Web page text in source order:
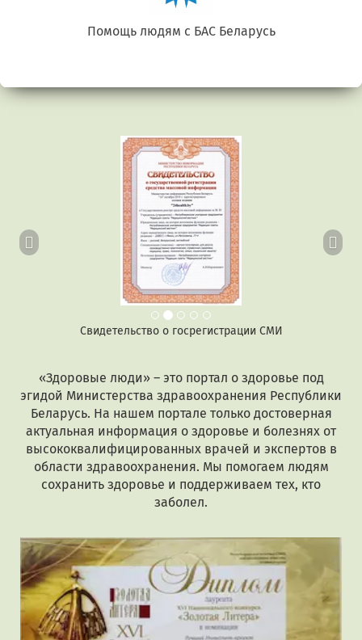
Беларусь. Gluten free
Свидетельство о госрегистрации СМИ
Предыдущий
«Здоровые люди» – это портал о здоровье под
эгидой Министерства здравоохранения Республики
Беларусь. На нашем портале только достоверная
актуальная информация о здоровье и болезнях от
высококвалифицированных врачей и экспертов в
области здравоохранения. Мы помогаем людям
сохранить здоровье и поддерживаем тех, кто
заболел.